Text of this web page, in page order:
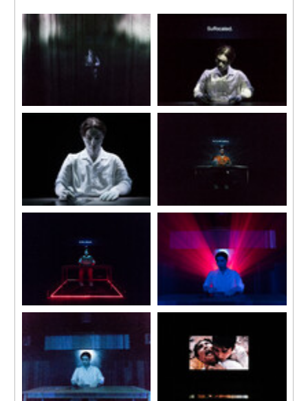
展覽現場, 《神秘萊特》, 2018
紅磚美術館, 北京, 2019
攝影：刑宇、楊麗
展覽現場, 《神秘萊特》, 2018
展覽現場, 《神秘萊特》, 2018
展覽現場, 《神秘萊特》, 2018
紅磚美術館, 北京, 2019
攝影：刑宇、楊麗
展覽現場, 《神秘萊特》, 2018
紅磚美術館, 北京, 2019
攝影：刑宇、楊麗
展覽現場, 《神秘萊特》, 2018